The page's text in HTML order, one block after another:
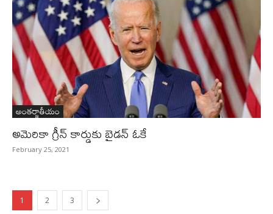
అంతర్జాతీయం
అమెరికా గ్రీన్‌ కార్డుకు బైడన్‌ ఓకే
February 25, 2021
1 2 3